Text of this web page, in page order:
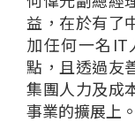
益，在於有了
加任何一名IT
點，且透過友
集團人力及成
事業的擴展上。